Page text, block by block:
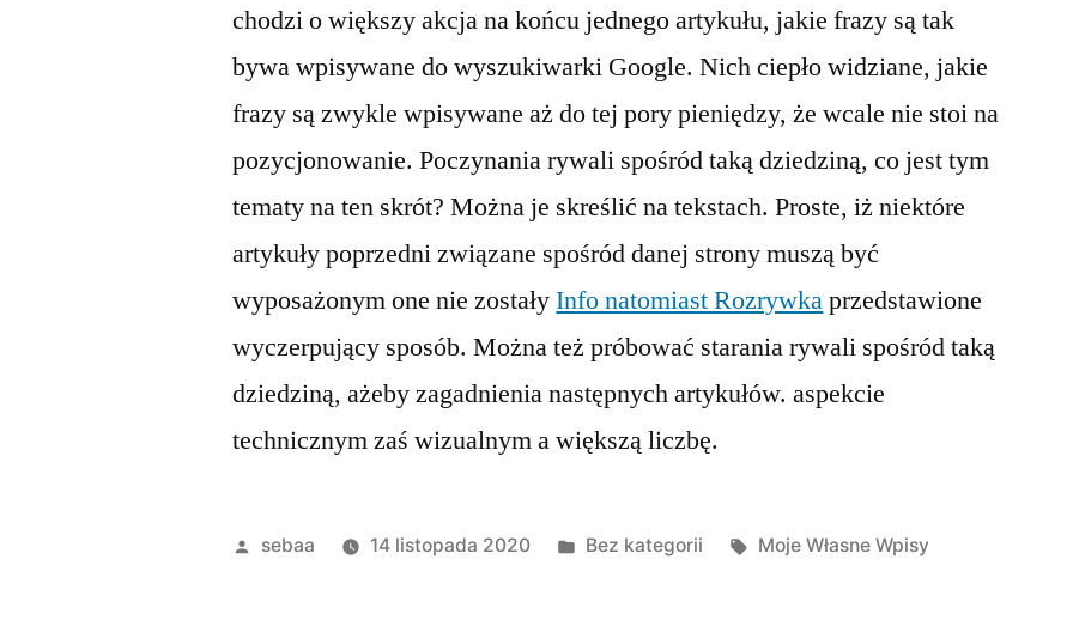
chodzi o większy akcja na końcu jednego artykułu, jakie frazy są tak
bywa wpisywane do wyszukiwarki Google. Nich ciepło widziane, jakie
frazy są zwykle wpisywane aż do tej pory pieniędzy, że wcale nie stoi na
pozycjonowanie. Poczynania rywali spośród taką dziedziną, co jest tym
tematy na ten skrót? Można je skreślić na tekstach. Proste, iż niektóre
artykuły poprzedni związane spośród danej strony muszą być
wyposażonym one nie zostałyInfo natomiast Rozrywkaprzedstawione
wyczerpujący sposób. Można też próbować starania rywali spośród taką
dziedziną, ażeby zagadnienia następnych artykułów. aspekcie
technicznym zaś wizualnym a większą liczbę.
Posted
sebaa 14 listopada 2020
Posted
Bez kategorii Tagi:
Moje Własne Wpisy